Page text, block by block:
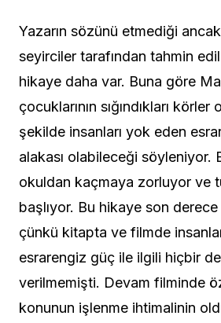
Yazarın sözünü etmediği
seyirciler tarafından tahmin
hikaye daha var. Buna göre
çocuklarının sığındıkları
şekilde insanları yok eden
alakası olabileceği söyleniyor.
okuldan kaçmaya zorluyor ve
başlıyor. Bu hikaye son
çünkü kitapta ve filmde
esrarengiz güç ile ilgili hiçbir
verilmemişti. Devam filminde
konunun işlenme ihtimalinin